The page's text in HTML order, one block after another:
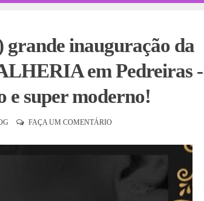
grande inauguração da
em Pedreiras -
e super moderno!
FAÇA UM COMENTÁRIO